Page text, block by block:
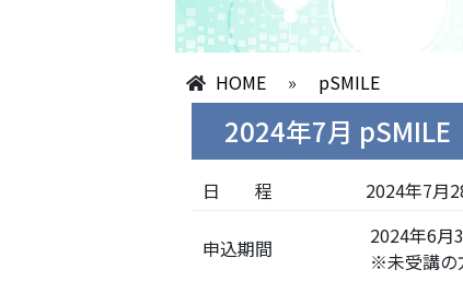
HOME » pSMILE
2024年7月
日 程 2024年7月
申込期間
2024年6月
※未受講の